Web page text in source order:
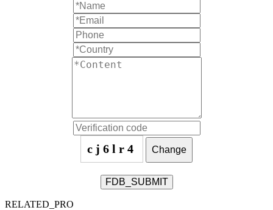
cj6lr4 Change
FDB_SUBMIT
RELATED_PRO